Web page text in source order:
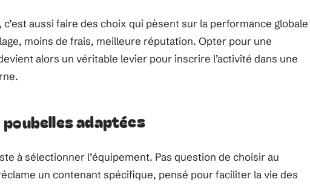
aussi faire des choix qui pèsent sur la performance globale
moins de frais, meilleure réputation. Opter pour une
alors un véritable levier pour inscrire l’activité dans une
adaptées
à sélectionner l’équipement. Pas question de choisir au
un contenant spécifique, pensé pour faciliter la vie des